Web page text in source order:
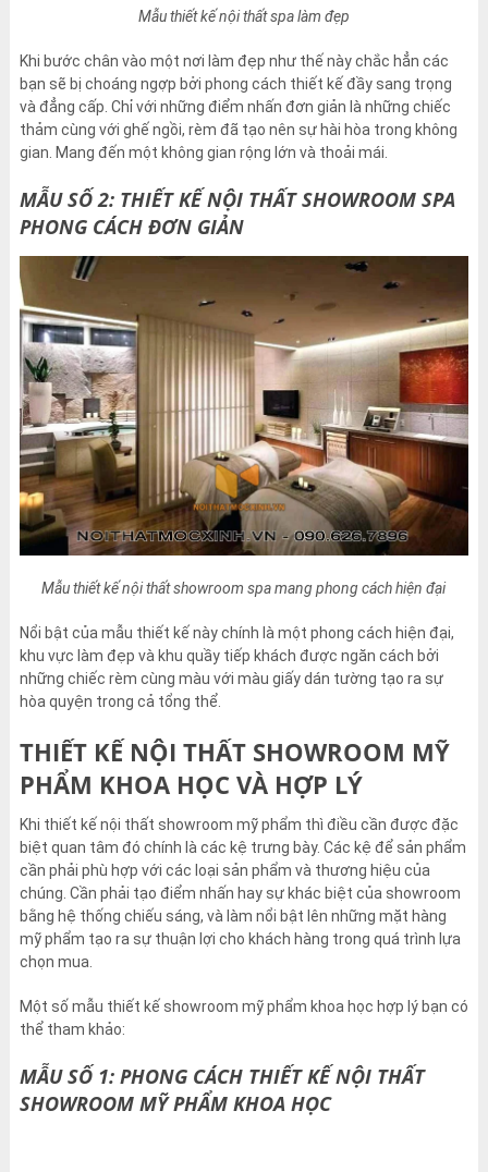
Mẫu thiết kế nội thất spa làm đẹp
Khi bước chân vào một nơi làm đẹp như thế này chắc hẳn các
bạn sẽ bị choáng ngợp bởi phong cách thiết kế đầy sang trọng
và đẳng cấp. Chỉ với những điểm nhấn đơn giản là những chiếc
thảm cùng với ghế ngồi, rèm đã tạo nên sự hài hòa trong không
gian. Mang đến một không gian rộng lớn và thoải mái.
MẪU SỐ 2: THIẾT KẾ NỘI THẤT SHOWROOM SPA
PHONG CÁCH ĐƠN GIẢN
Mẫu thiết kế nội thất showroom spa mang phong cách hiện đại
Nổi bật của mẫu thiết kế này chính là một phong cách hiện đại,
khu vực làm đẹp và khu quầy tiếp khách được ngăn cách bởi
những chiếc rèm cùng màu với màu giấy dán tường tạo ra sự
hòa quyện trong cả tổng thể.
THIẾT KẾ NỘI THẤT SHOWROOM MỸ
PHẨM KHOA HỌC VÀ HỢP LÝ
Khi thiết kế nội thất showroom mỹ phẩm thì điều cần được đặc
biệt quan tâm đó chính là các kệ trưng bày. Các kệ để sản phẩm
cần phải phù hợp với các loại sản phẩm và thương hiệu của
chúng. Cần phải tạo điểm nhấn hay sự khác biệt của showroom
bằng hệ thống chiếu sáng, và làm nổi bật lên những mặt hàng
mỹ phẩm tạo ra sự thuận lợi cho khách hàng trong quá trình lựa
chọn mua.
Một số mẫu thiết kế showroom mỹ phẩm khoa học hợp lý bạn có
thể tham khảo:
MẪU SỐ 1: PHONG CÁCH THIẾT KẾ NỘI THẤT
SHOWROOM MỸ PHẨM KHOA HỌC